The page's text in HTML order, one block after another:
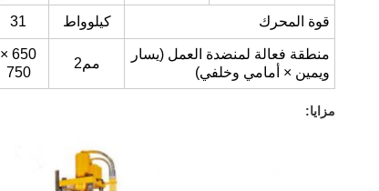
قوة المحرك
كيلوواط 31
منطقة فعالة لمنضدة العمل (يسار
ويمين × أمامي وخلفي)
مم2
650 ×
750
مزايا: